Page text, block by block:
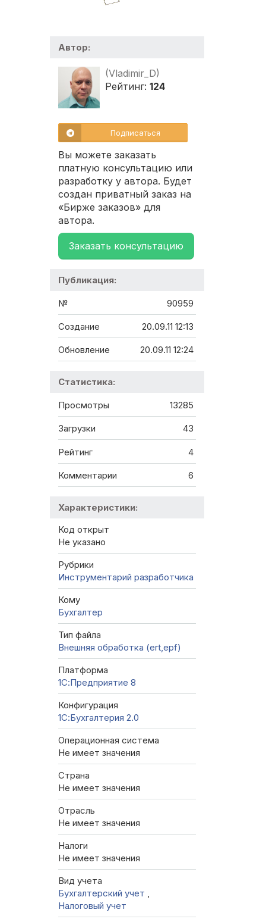
Автор:
(Vladimir_D)
Рейтинг: 124
Подписаться
Вы можете заказать
платную консультацию или
разработку у автора. Будет
создан приватный заказ на
«Бирже заказов» для
автора.
Заказать консультацию
Публикация:
№ 90959
Создание 20.09.11 12:13
Обновление 20.09.11 12:24
Статистика:
Просмотры 13285
Загрузки 43
Рейтинг 4
Комментарии 6
Характеристики:
Код открыт
Не указано
Рубрики
Инструментарий разработчика
Кому
Бухгалтер
Тип файла
Внешняя обработка (ert,epf)
Платформа
1С:Предприятие 8
Конфигурация
1С:Бухгалтерия 2.0
Операционная система
Не имеет значения
Страна
Не имеет значения
Отрасль
Не имеет значения
Налоги
Не имеет значения
Вид учета
Бухгалтерский учет ,
Налоговый учет